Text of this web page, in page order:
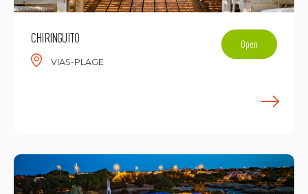
CHIRINGUITO
VIAS-PLAGE
Open